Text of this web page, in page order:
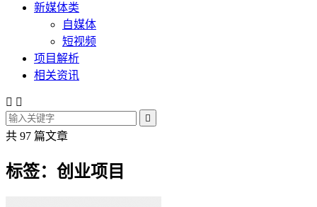
新媒体类
自媒体
短视频
项目解析
相关资讯
 

共 97 篇文章
标签：创业项目